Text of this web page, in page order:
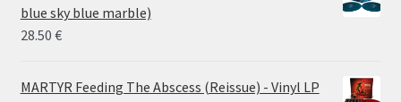
through
blue sky blue marble)
28.50 €
MARTYR Feeding The Abscess (Reissue) - Vinyl LP